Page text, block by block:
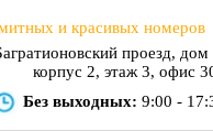
и красивых номеров
проезд, дом
корпус 2, этаж 3, офис
Без выходных: 9:00 -